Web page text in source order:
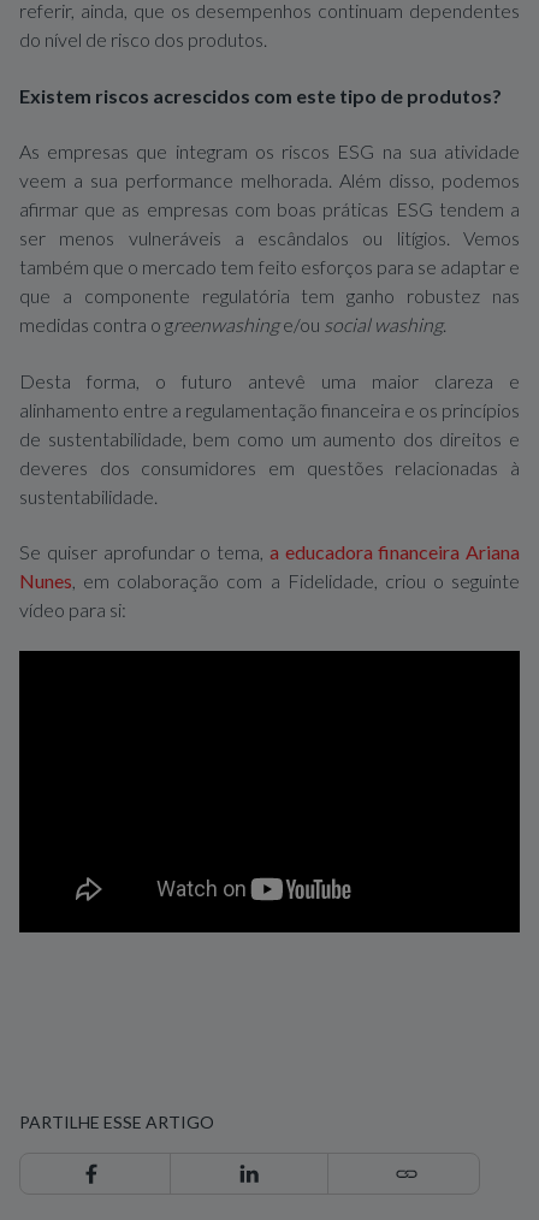
referir, ainda, que os desempenhos continuam dependentes
do nível de risco dos produtos.
Existem riscos acrescidos com este tipo de produtos?
As empresas que integram os riscos ESG na sua atividade
veem a sua performance melhorada. Além disso, podemos
afirmar que as empresas com boas práticas ESG tendem a
ser menos vulneráveis a escândalos ou litígios. Vemos
também que o mercado tem feito esforços para se adaptar e
que a componente regulatória tem ganho robustez nas
medidas contra o greenwashinge/ou social washing.
Desta forma, o futuro antevê uma maior clareza e
alinhamento entre a regulamentação financeira e os princípios
de sustentabilidade, bem como um aumento dos direitos e
deveres dos consumidores em questões relacionadas à
sustentabilidade.
Se quiser aprofundar o tema, a educadora financeira Ariana
Nunes , em colaboração com a Fidelidade, criou o seguinte
vídeo para si:
PARTILHE ESSE ARTIGO